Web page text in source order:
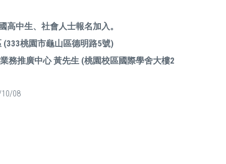
高中生、社會人士報名加入。
桃園市龜山區德明路5號)
務推廣中心 黃先生 (桃園校區國際學舍大樓2
08